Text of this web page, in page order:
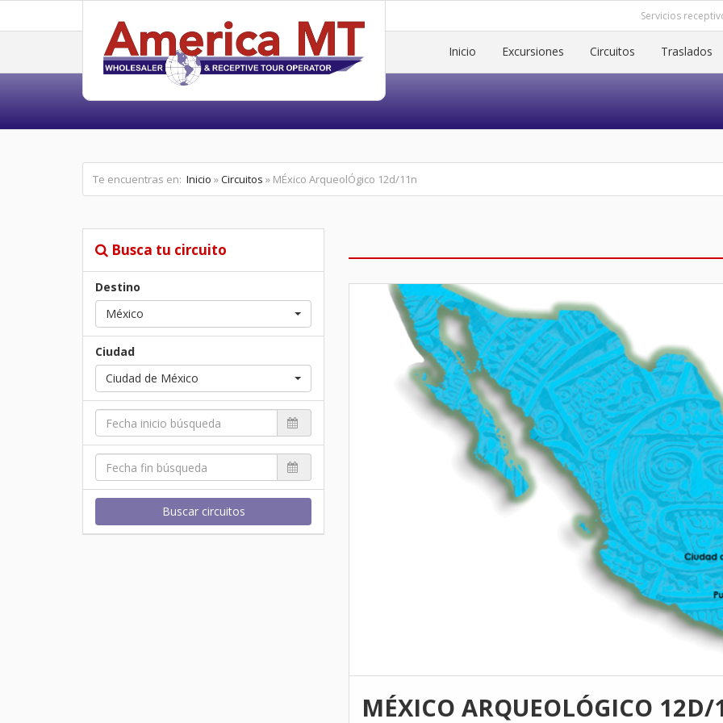
Servicios
Inicio Excursiones Circuitos Traslados
Te encuentras en: Inicio »Circuitos » MÉxico ArqueolÓgico 12d/11n
Busca tu circuito
Destino
México
Ciudad
Ciudad de México
Buscar circuitos
MÉXICO ARQUEOLÓGICO